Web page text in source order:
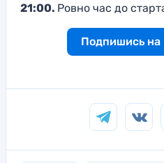
21:00. Ровно час до
Подпишись на